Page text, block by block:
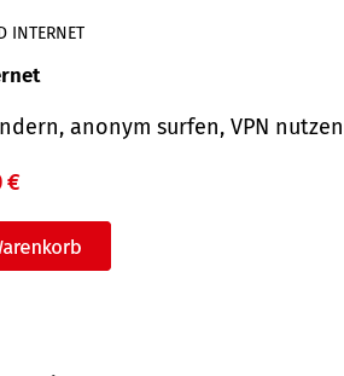
INTERNET
anonym surfen, VPN nutzen
€